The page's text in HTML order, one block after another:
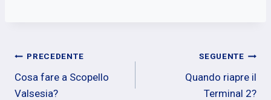
Navigazione
articoli
PRECEDENTE
Cosa fare a Scopello
Valsesia?
SEGUENTE
Quando riapre il
Terminal 2?